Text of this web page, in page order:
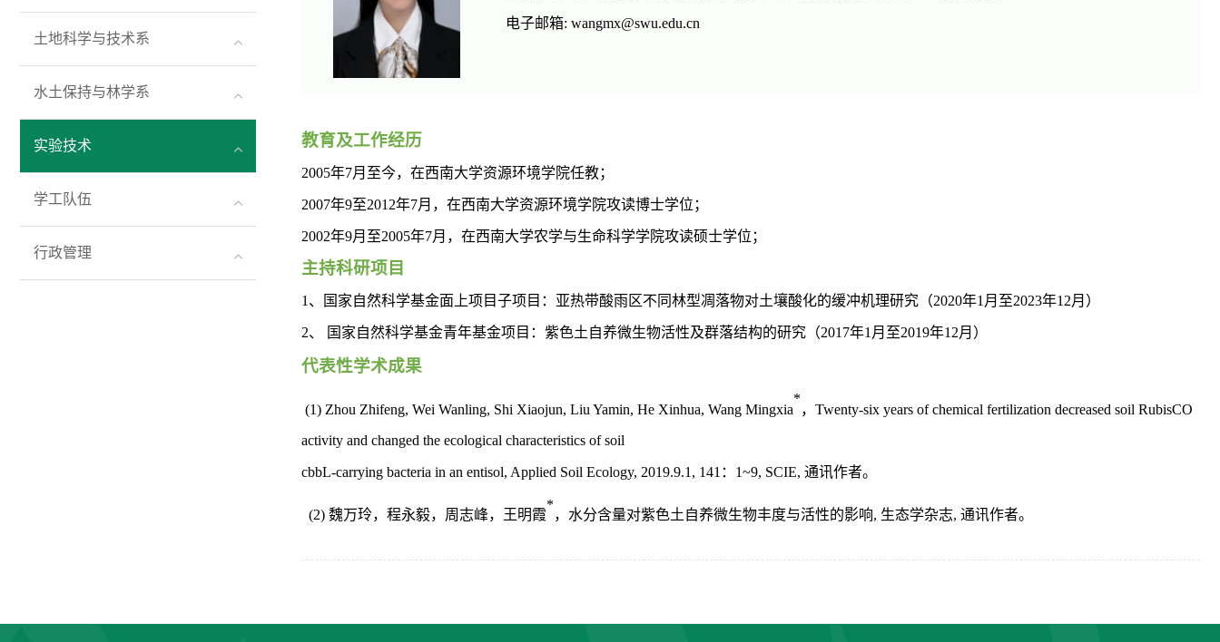
土地科学与技术系
水土保持与林学系
实验技术
学工队伍
行政管理
电子邮箱: wangmx@swu.edu.cn
教育及工作经历
2005年7月至今，在西南大学资源环境学院任教；
2007年9至2012年7月，在西南大学资源环境学院攻读博士学位；
2002年9月至2005年7月 ，在西南大学农学与生命科学学院攻读硕士学位；
主持科研项目
1、国家自然科学基金面上项目子项目：亚热带酸雨区不同林型凋落物对土壤酸化的缓冲机理研究（2020年1月至2023年12月）
2、 国家自然科学基金青年基金项目：紫色土自养微生物活性及群落结构的研究（2017年1月至2019年12月）
代表性学术成果
(1) Zhou Zhifeng, Wei Wanling, Shi Xiaojun, Liu Yamin, He Xinhua, Wang Mingxia
*
， Twenty-six years of chemical fertilization decreased soil RubisCO
activity and changed the ecological characteristics of soil
cbbL-carrying bacteria in an entisol, Applied Soil Ecology, 2019.9.1, 141：1~9, SCIE, 通讯作者。
(2) 魏万玲， 程永毅， 周志峰， 王明霞
*
， 水分含量对紫色土自养微生物丰度与活性的影响, 生态学杂志, 通讯作者。